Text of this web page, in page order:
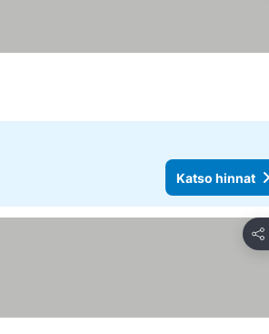
Katso hinnat
Jaa